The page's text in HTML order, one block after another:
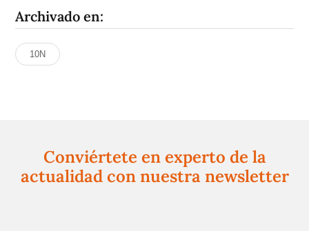
Archivado en:
10N
Conviértete en experto de la
actualidad con nuestra newsletter